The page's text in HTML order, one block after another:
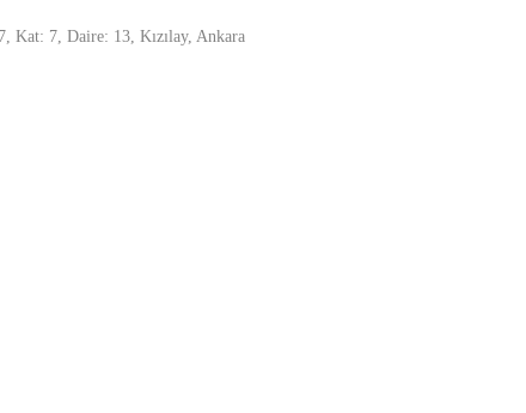
Kat: 7, Daire: 13, Kızılay, Ankara